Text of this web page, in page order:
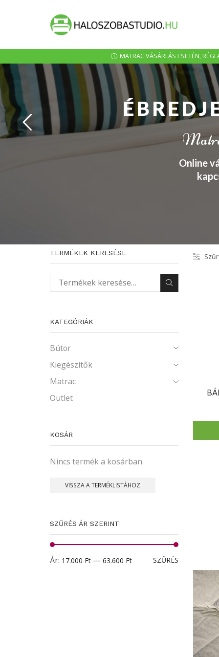
MATRAC VÁSÁRLÁS ESETÉN, RÉGI
Online
TERMÉKEK KERESÉSE
Keresés a következőre:
KATEGÓRIÁK
Bútor
Kiegészítők
Matrac
Outlet
KOSÁR
Nincs termék a kosárban.
VISSZA A TERMÉKLISTÁHOZ
SZŰRÉS ÁR SZERINT
Min
Max
SZŰRÉS
Ár: 17.000 Ft — 63.600 Ft